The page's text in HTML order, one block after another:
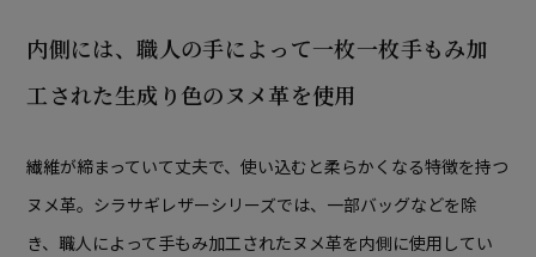
内側には、職人の手によって一枚一枚手もみ加
工された生成り色のヌメ革を使用
繊維が締まっていて丈夫で、使い込むと柔らかくなる特徴を持つ
ヌメ革。シラサギレザーシリーズでは、一部バッグなどを除
き、職人によって手もみ加工されたヌメ革を内側に使用してい